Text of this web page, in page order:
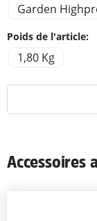
Garden
Poids de l'article:
1,80 Kg
Accessoires